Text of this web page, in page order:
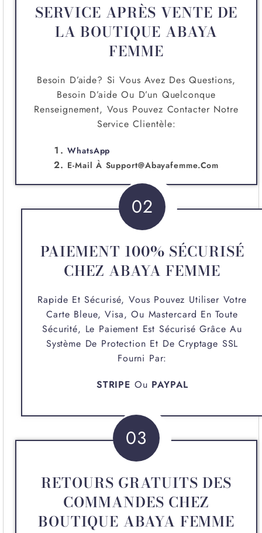
SERVICE APRÈS VENTE DE
LA BOUTIQUE ABAYA
FEMME
Besoin D’aide? Si Vous Avez Des Questions,
Besoin D’aide Ou D’un Quelconque
Renseignement, Vous Pouvez Contacter Notre
Service Clientèle:
WhatsApp
E-Mail À Support@abayafemme.com
02
PAIEMENT 100% SÉCURISÉ
CHEZ ABAYA FEMME
Rapide Et Sécurisé, Vous Pouvez Utiliser Votre
Carte Bleue, Visa, Ou Mastercard En Toute
Sécurité, Le Paiement Est Sécurisé Grâce Au
Système De Protection Et De Cryptage SSL
Fourni Par:
STRIPE Ou PAYPAL
03
RETOURS GRATUITS DES
COMMANDES CHEZ
BOUTIQUE ABAYA FEMME